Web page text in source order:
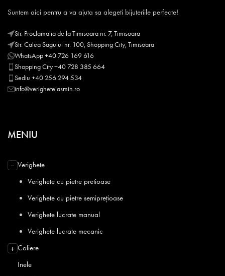
Suntem aici pentru a va ajuta sa alegeti bijuteriile perfecte!
Str. Proclamatia de la Timisoara nr. 7, Timisoara
Str. Calea Sagului nr. 100, Shopping City, Timisoara
WhatsApp +40 726 169 616
Shopping City +40 728 385 664
Sediu +40 256 294 534
info@verighetejasmin.ro
MENIU
− Verighete
Verighete cu pietre pretioase
Verighete cu pietre semiprețioase
Verighete lucrate manual
Verighete lucrate mecanic
+ Coliere
Inele